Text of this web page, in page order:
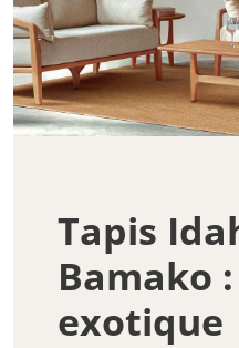
Tapis
Bamako
exotique